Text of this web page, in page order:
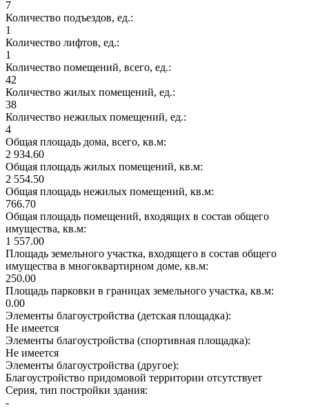
7
Количество подъездов, ед.:
1
Количество лифтов, ед.:
1
Количество помещений, всего, ед.:
42
Количество жилых помещений, ед.:
38
Количество нежилых помещений, ед.:
4
Общая площадь дома, всего, кв.м:
2 934.60
Общая площадь жилых помещений, кв.м:
2 554.50
Общая площадь нежилых помещений, кв.м:
766.70
Общая площадь помещений, входящих в состав общего
имущества, кв.м:
1 557.00
Площадь земельного участка, входящего в состав общего
имущества в многоквартирном доме, кв.м:
250.00
Площадь парковки в границах земельного участка, кв.м:
0.00
Элементы благоустройства (детская площадка):
Не имеется
Элементы благоустройства (спортивная площадка):
Не имеется
Элементы благоустройства (другое):
Благоустройство придомовой территории отсутствует
Серия, тип постройки здания:
-